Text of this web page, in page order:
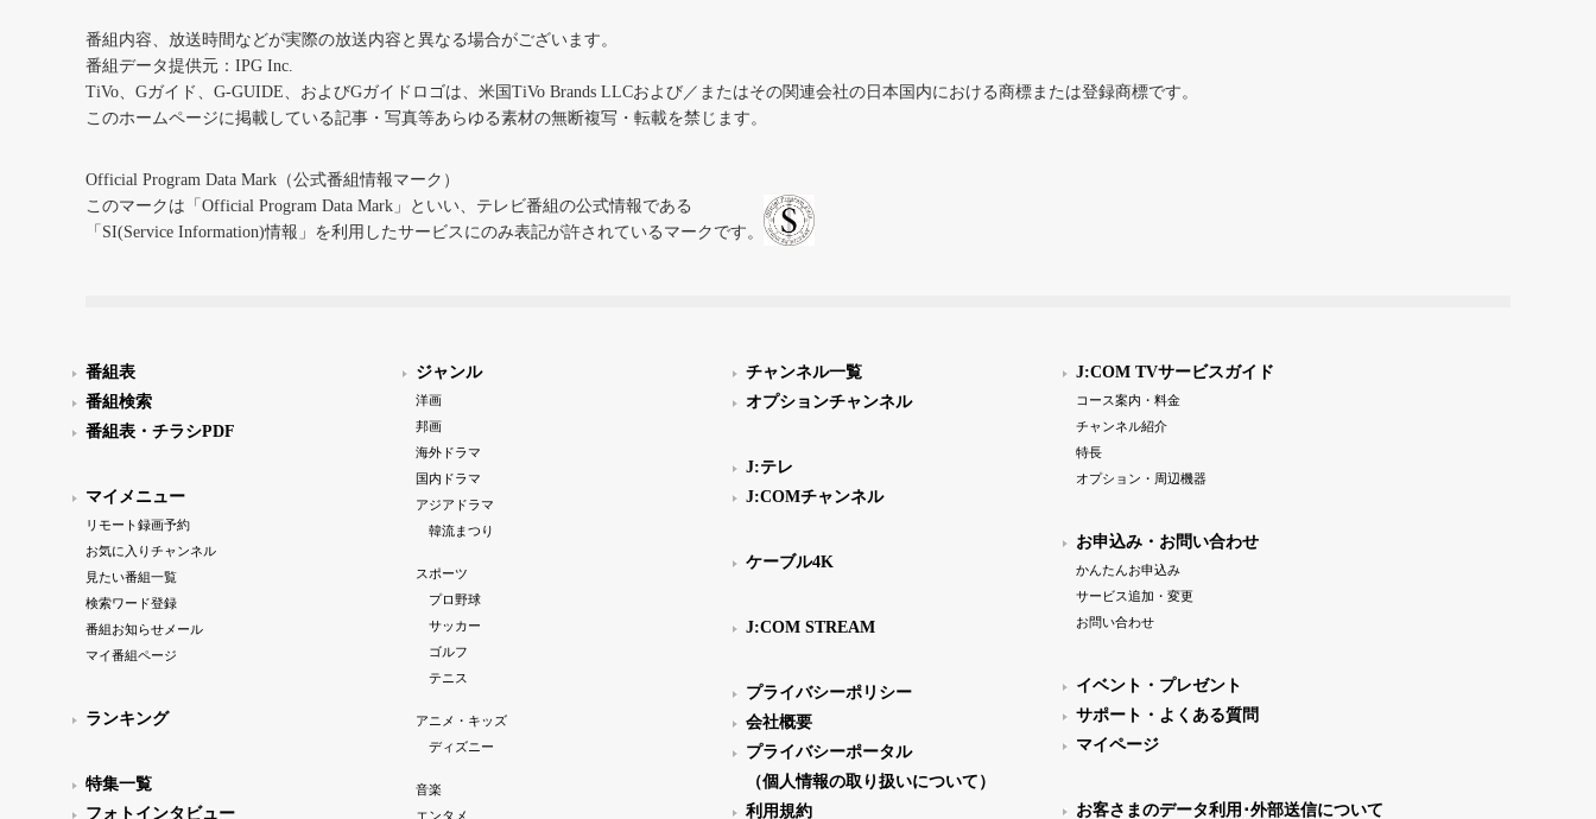
番組内容、放送時間などが実際の放送内容と異なる場合がございます。
番組データ提供元：IPG Inc.
TiVo、Gガイド、G-GUIDE、およびGガイドロゴは、米国TiVo Brands LLCおよび／またはその関連会社の日本国内における商標または登録商標です。
このホームページに掲載している記事・写真等あらゆる素材の無断複写・転載を禁じます。
Official Program Data Mark（公式番組情報マーク）
このマークは「Official Program Data Mark」といい、テレビ番組の公式情報である
「SI(Service Information)情報」を利用したサービスにのみ表記が許されているマークです。
番組表
番組検索
番組表・チラシPDF
マイメニュー
リモート録画予約
お気に入りチャンネル
見たい番組一覧
検索ワード登録
番組お知らせメール
マイ番組ページ
ランキング
特集一覧
フォトインタビュー
ジャンル
洋画
邦画
海外ドラマ
国内ドラマ
アジアドラマ
韓流まつり
スポーツ
プロ野球
サッカー
ゴルフ
テニス
アニメ・キッズ
ディズニー
音楽
エンタメ
チャンネル一覧
オプションチャンネル
J:テレ
J:COMチャンネル
ケーブル4K
J:COM STREAM
プライバシーポリシー
会社概要
プライバシーポータル
（個人情報の取り扱いについて）
利用規約
J:COM TVサービスガイド
コース案内・料金
チャンネル紹介
特長
オプション・周辺機器
お申込み・お問い合わせ
かんたんお申込み
サービス追加・変更
お問い合わせ
イベント・プレゼント
サポート・よくある質問
マイページ
お客さまのデータ利用･外部送信について